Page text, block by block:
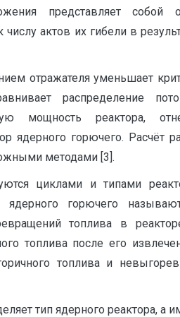
представляет собой
актов их гибели в
отражателя уменьшает
распределение
мощность реактора,
ядерного горючего. Расчёт
методами [3].
циклами и типами
горючего
топлива в
топлива после его
топлива и
тип ядерного реактора, а